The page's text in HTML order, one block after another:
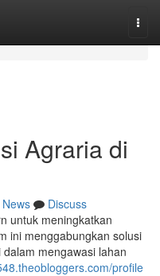
Agraria di
News
Discuss
untuk meningkatkan
ini menggabungkan solusi
mengawasi lahan
profile